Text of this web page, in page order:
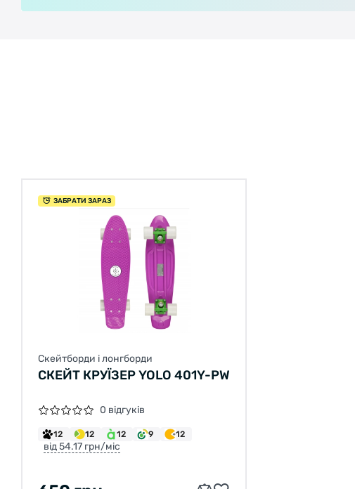
ЗАБРАТИ ЗАРАЗ
Скейтборди і лонгборди
СКЕЙТ КРУЇЗЕР YOLO 401Y-PW
0 відгуків
12 12 12 9 12
від 54.17 грн/міс